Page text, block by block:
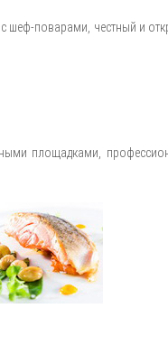
поварами, честный и
площадками,